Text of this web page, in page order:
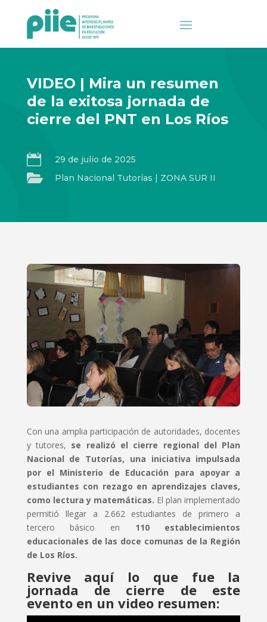
VIDEO | Mira un resumen
de la exitosa jornada de
cierre del PNT en Los Ríos
 29 de julio de 2025
 Plan Nacional Tutorías | ZONA SUR II
Con una amplia participación de autoridades, docentes
y tutores, se realizó el cierre regional del Plan
Nacional de Tutorías, una iniciativa impulsada
por el Ministerio de Educación para apoyar a
estudiantes con rezago en aprendizajes claves,
como lectura y matemáticas. El plan implementado
permitió llegar a 2.662 estudiantes de primero a
tercero básico en 110 establecimientos
educacionales de las doce comunas de la Región
de Los Ríos.
Revive aquí lo que fue la
jornada de cierre de este
evento en un video resumen: